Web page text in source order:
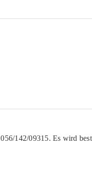
142/09315. Es wird